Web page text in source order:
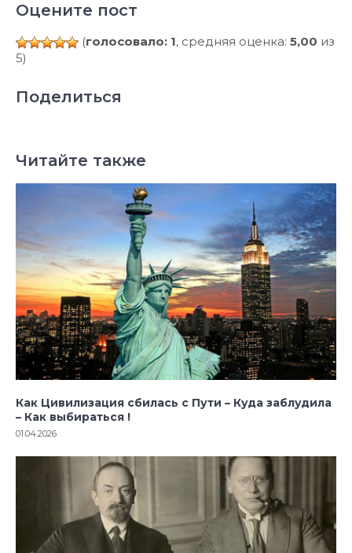
Оцените пост
(голосовало: 1, средняя оценка: 5,00 из
5)
Поделиться
Читайте также
Как Цивилизация сбилась с Пути – Куда заблудила
– Как выбираться !
01.04.2026